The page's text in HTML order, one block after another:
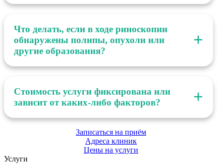
в стадии ремиссии хронического заболевания.
Во время риноскопии врач оценивает слизистую
обнаруживает инородные тела, новообразования,
грибковые поражения и другие патологические
изменения.
Что делать, если в ходе риноскопии
обнаружены полипы, опухоли или
другие образования?
Если во время риноскопии выявлено новообразование,
гистологическим исследованием для постановки
окончательного диагноза. Если образование объёмное,
для обеспечения свободного дыхания питомцу
проводится удаление новообразования.
Стоимость услуги фиксирована или
зависит от каких-либо факторов?
Цена риноскопии коту или собаке фиксирована.
Лабораторные исследования оплачиваются отдельно.
Записаться на приём
Адреса клиник
Цены на услуги
Услуги